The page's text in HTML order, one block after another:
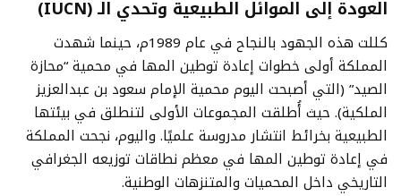
العودة إلى الموائل الطبيعية وتحدي الـ(IUCN)
كللت هذه الجهود بالنجاح في عام 1989م، حينما شهدت
المملكة أولى خطوات إعادة توطين المها في محمية “محازة
الصيد” (التي أصبحت اليوم محمية الإمام سعود بن عبدالعزيز
الملكية). حيث أُطلقت المجموعات الأولى لتنطلق في بيئتها
الطبيعية بخرائط انتشار مدروسة علميًا. واليوم، نجحت المملكة
في إعادة توطين المها في معظم نطاقات توزيعه الجغرافي
التاريخي داخل المحميات والمتنزهات الوطنية.